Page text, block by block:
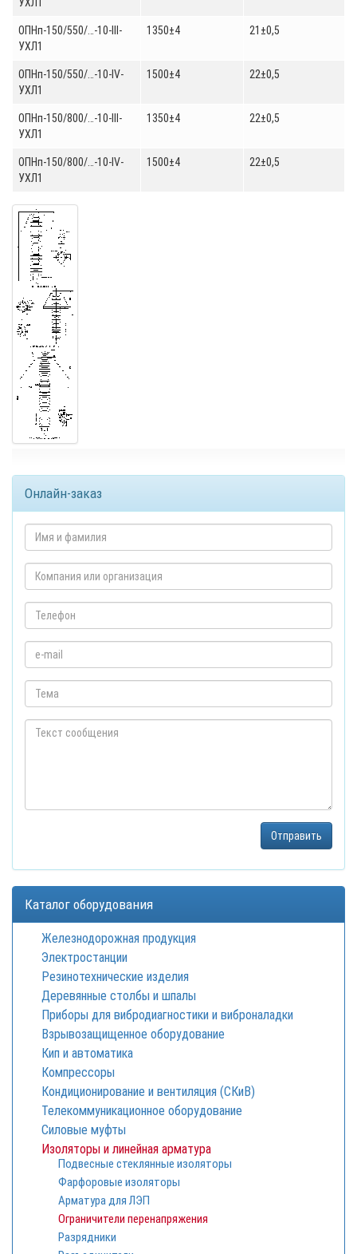
ОПНп-150/550/…-10-III-
УХЛ1
1350±4 21±0,5
ОПНп-150/550/…-10-IV-
УХЛ1
1500±4 22±0,5
ОПНп-150/800/…-10-III-
УХЛ1
1350±4 22±0,5
ОПНп-150/800/…-10-IV-
УХЛ1
1500±4 22±0,5
Онлайн-заказ
Каталог оборудования
Железнодорожная продукция
Электростанции
Резинотехнические изделия
Деревянные столбы и шпалы
Приборы для вибродиагностики и виброналадки
Взрывозащищенное оборудование
Кип и автоматика
Компрессоры
Кондиционирование и вентиляция (СКиВ)
Телекоммуникационное оборудование
Силовые муфты
Изоляторы и линейная арматура
Подвесные стеклянные изоляторы
Фарфоровые изоляторы
Арматура для ЛЭП
Ограничители перенапряжения
Разрядники